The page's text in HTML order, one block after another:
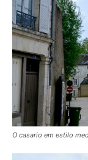
O casario em estilo